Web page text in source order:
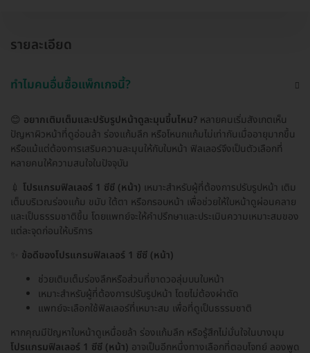
รายละเอียด
ทำไมคนอื่นซื้อแพ็กเกจนี้?
😊 อยากเติมเต็มและปรับรูปหน้าดูละมุนขึ้นไหม? หลายคนเริ่มสังเกตเห็น
ปัญหาผิวหน้าที่ดูอ่อนล้า ร่องแก้มลึก หรือโหนกแก้มไม่เท่ากันเมื่ออายุมากขึ้น
หรือแม้แต่ต้องการเสริมความละมุนให้กับใบหน้า ฟิลเลอร์จึงเป็นตัวเลือกที่
หลายคนให้ความสนใจในปัจจุบัน
💉 โปรแกรมฟิลเลอร์ 1 ซีซี (หน้า) เหมาะสำหรับผู้ที่ต้องการปรับรูปหน้า เติม
เต็มบริเวณร่องแก้ม ขมับ ใต้ตา หรือกรอบหน้า เพื่อช่วยให้ใบหน้าดูผ่อนคลาย
และเป็นธรรมชาติขึ้น โดยแพทย์จะให้คำปรึกษาและประเมินความเหมาะสมของ
แต่ละจุดก่อนให้บริการ
ข้อดีของโปรแกรมฟิลเลอร์ 1 ซีซี (หน้า)
ช่วยเติมเต็มร่องลึกหรือส่วนที่ขาดวอลุ่มบนใบหน้า
เหมาะสำหรับผู้ที่ต้องการปรับรูปหน้า โดยไม่ต้องผ่าตัด
แพทย์จะเลือกใช้ฟิลเลอร์ที่เหมาะสม เพื่อที่ดูเป็นธรรมชาติ
หากคุณมีปัญหาใบหน้าดูเหนื่อยล้า ร่องแก้มลึก หรือรู้สึกไม่มั่นใจในบางมุม
โปรแกรมฟิลเลอร์ 1 ซีซี (หน้า) อาจเป็นอีกหนึ่งทางเลือกที่ตอบโจทย์ ลองพูด